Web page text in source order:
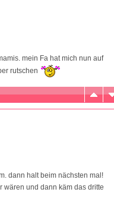
mein Fa hat mich nun auf
rutschen
dann halt beim nächsten mal!
wären und dann käm das dritte